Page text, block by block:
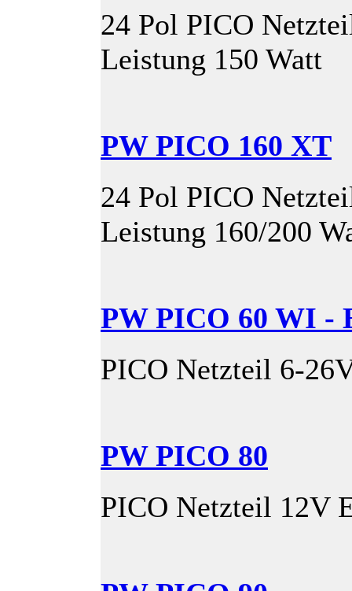
24 Pol PICO
Leistung 150 Watt
PW PICO 160 XT
24 Pol PICO
Leistung 160/200
PW PICO 60 WI -
PICO Netzteil 6-
PW PICO 80
PICO Netzteil 12V